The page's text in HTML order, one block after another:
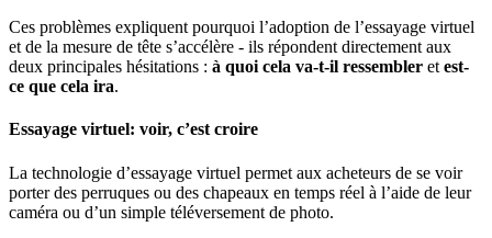
Ces problèmes expliquent pourquoi l’adoption de l’essayage virtuel
et de la mesure de tête s’accélère - ils répondent directement aux
deux principales hésitations : à quoi cela va-t-il ressembler et est-
ce que cela ira.
Essayage virtuel: voir, c’est croire
La technologie d’essayage virtuel permet aux acheteurs de se voir
porter des perruques ou des chapeaux en temps réel à l’aide de leur
caméra ou d’un simple téléversement de photo.